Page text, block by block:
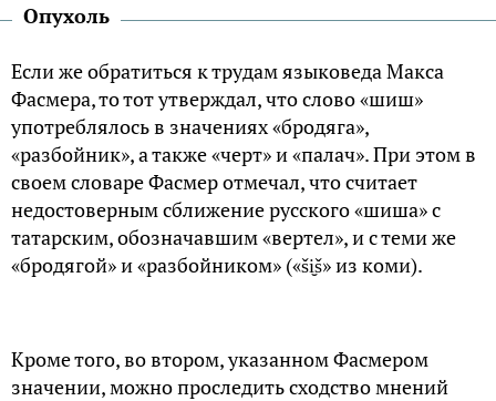
Опухоль
Если же обратиться к трудам языковеда Макса
Фасмера, то тот утверждал, что слово «шиш»
употреблялось в значениях «бродяга»,
«разбойник», а также «черт» и «палач». При этом в
своем словаре Фасмер отмечал, что считает
недостоверным сближение русского «шиша» с
татарским, обозначавшим «вертел», и с теми же
«бродягой» и «разбойником» («ši̮š» из коми).
Кроме того, во втором, указанном Фасмером
значении, можно проследить сходство мнений